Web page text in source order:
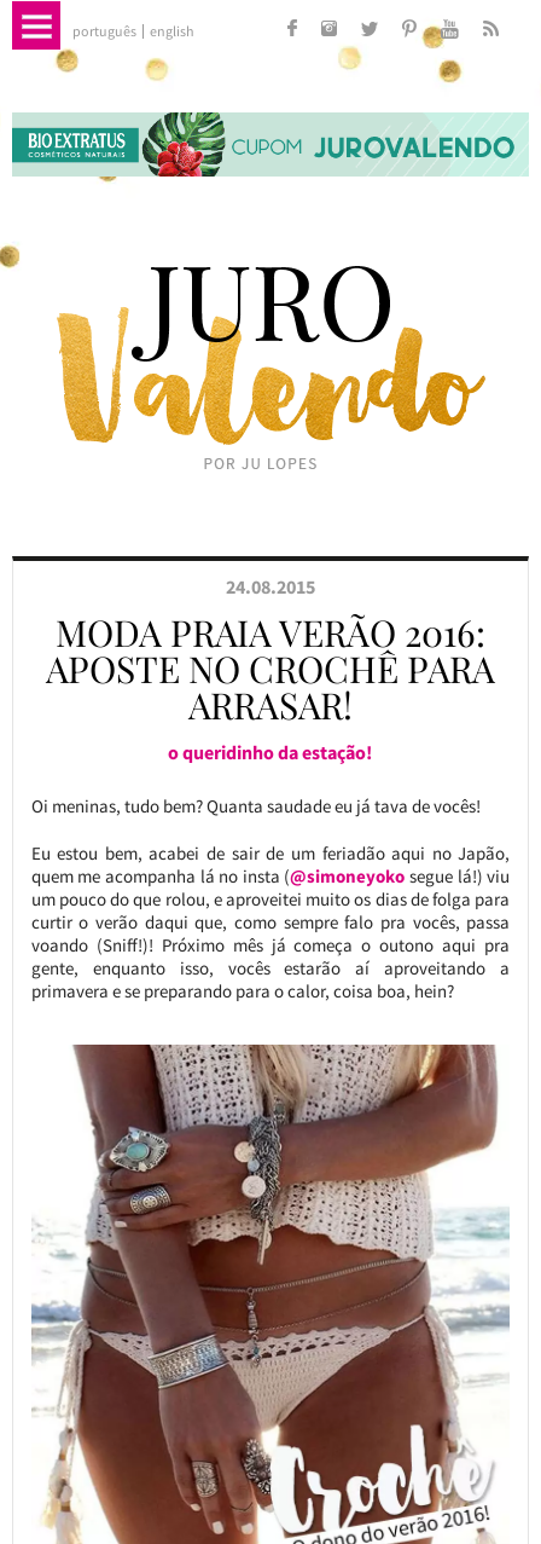
português english
24.08.2015
MODA PRAIA VERÃO 2016:
APOSTE NO CROCHÊ PARA
ARRASAR!
o queridinho da estação!
Oi meninas, tudo bem? Quanta saudade eu já tava de vocês!
Eu estou bem, acabei de sair de um feriadão aqui no Japão,
quem me acompanha lá no insta (@simoneyoko segue lá!) viu
um pouco do que rolou, e aproveitei muito os dias de folga para
curtir o verão daqui que, como sempre falo pra vocês, passa
voando (Sniff!)! Próximo mês já começa o outono aqui pra
gente, enquanto isso, vocês estarão aí aproveitando a
primavera e se preparando para o calor, coisa boa, hein?